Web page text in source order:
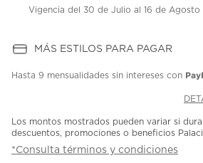
Vigencia del 30 de Julio al 16 de Agosto
MÁS ESTILOS PARA PAGAR
Hasta 9 mensualidades sin intereses con
Los montos mostrados pueden variar si
descuentos, promociones o beneficios
*Consulta términos y condiciones